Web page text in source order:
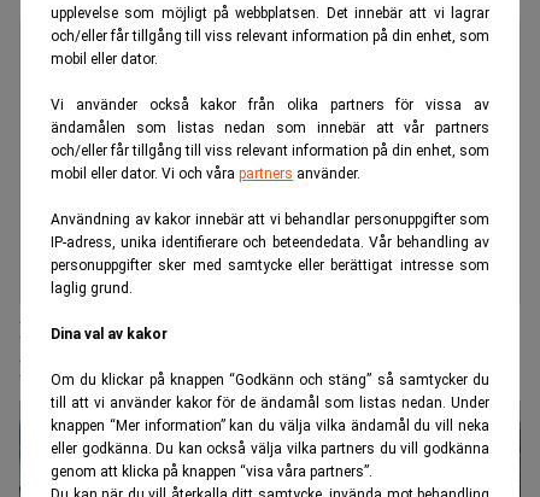
upplevelse som möjligt på webbplatsen. Det innebär att vi lagrar
och/eller får tillgång till viss relevant information på din enhet, som
mobil eller dator.
Vi använder också kakor från olika partners för vissa av
ändamålen som listas nedan som innebär att vår partners
och/eller får tillgång till viss relevant information på din enhet, som
mobil eller dator. Vi och våra partners använder.
Användning av kakor innebär att vi behandlar personuppgifter som
IP-adress, unika identifierare och beteendedata. Vår behandling av
personuppgifter sker med samtycke eller berättigat intresse som
laglig grund.
Dina val av kakor
Om du klickar på knappen “Godkänn och stäng” så samtycker du
till att vi använder kakor för de ändamål som listas nedan. Under
knappen “Mer information” kan du välja vilka ändamål du vill neka
eller godkänna. Du kan också välja vilka partners du vill godkänna
genom att klicka på knappen “visa våra partners”.
Brittiskt pensionsbolag köper in Cinnober-
plattform